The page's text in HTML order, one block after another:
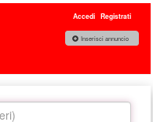
Accedi Registrati
Inserisci annuncio